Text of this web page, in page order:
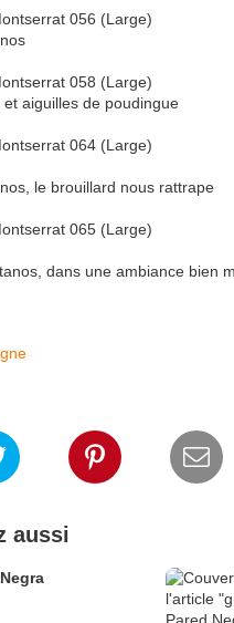
aiguilles de poudingue
le brouillard nous rattrape
dans une ambiance bien
aussi